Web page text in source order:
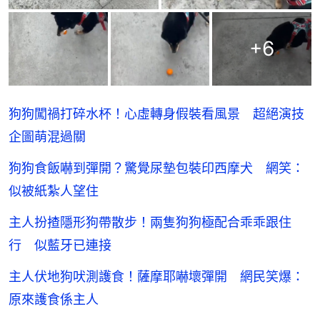
+6
狗狗闖禍打碎水杯！心虛轉身假裝看風景 超絕演技
企圖萌混過關
狗狗食飯嚇到彈開？驚覺尿墊包裝印西摩犬 網笑：
似被紙紮人望住
主人扮揸隱形狗帶散步！兩隻狗狗極配合乖乖跟住
行 似藍牙已連接
主人伏地狗吠測護食！薩摩耶嚇壞彈開 網民笑爆：
原來護食係主人